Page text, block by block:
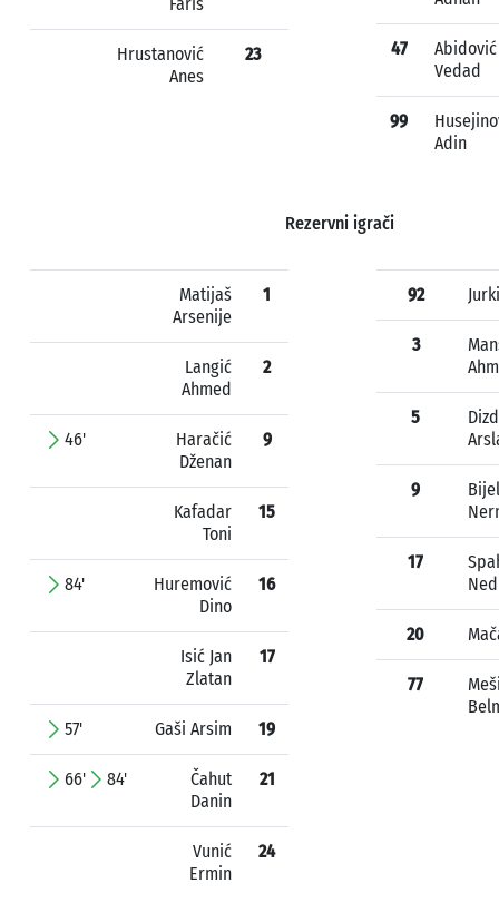
Hrustanović
Anes
23 47
Abidović
Vedad
99
Adin
Rezervni igrači
Matijaš
Arsenije
1
Langić
Ahmed
2
46'
Haračić
Dženan
9
Kafadar
Toni
15
84'
Huremović
Dino
16
Isić Jan
Zlatan
17
57' Gaši Arsim 19
66' 84'
Čahut
Danin
21
Vunić
Ermin
24
92
3
5
9
17
20
77